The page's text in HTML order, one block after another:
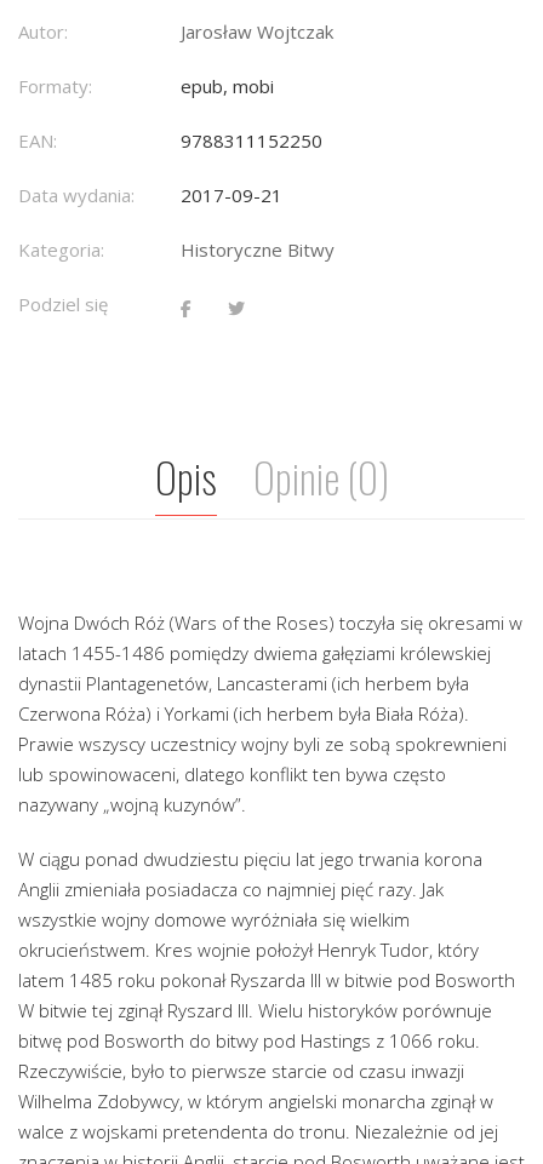
Autor: Jarosław Wojtczak
Formaty: epub, mobi
EAN: 9788311152250
Data wydania: 2017-09-21
Kategoria: Historyczne Bitwy
Podziel się
Opis Opinie (0)
Wojna Dwóch Róż (Wars of the Roses) toczyła się okresami w
latach 1455-1486 pomiędzy dwiema gałęziami królewskiej
dynastii Plantagenetów, Lancasterami (ich herbem była
Czerwona Róża) i Yorkami (ich herbem była Biała Róża).
Prawie wszyscy uczestnicy wojny byli ze sobą spokrewnieni
lub spowinowaceni, dlatego konflikt ten bywa często
nazywany „wojną kuzynów”.
W ciągu ponad dwudziestu pięciu lat jego trwania korona
Anglii zmieniała posiadacza co najmniej pięć razy. Jak
wszystkie wojny domowe wyróżniała się wielkim
okrucieństwem. Kres wojnie położył Henryk Tudor, który
latem 1485 roku pokonał Ryszarda III w bitwie pod Bosworth
W bitwie tej zginął Ryszard III. Wielu historyków porównuje
bitwę pod Bosworth do bitwy pod Hastings z 1066 roku.
Rzeczywiście, było to pierwsze starcie od czasu inwazji
Wilhelma Zdobywcy, w którym angielski monarcha zginął w
walce z wojskami pretendenta do tronu. Niezależnie od jej